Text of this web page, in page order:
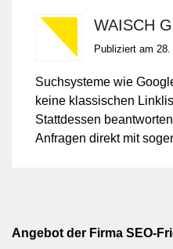
beeinflussen
WAISCH
Publiziert am
Suchsysteme wie
keine klassischen
Stattdessen
Anfragen direkt mit
aufzutauchen. In
Angebot der Firma SEO-